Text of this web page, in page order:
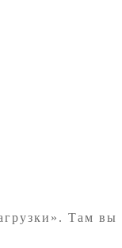
Там